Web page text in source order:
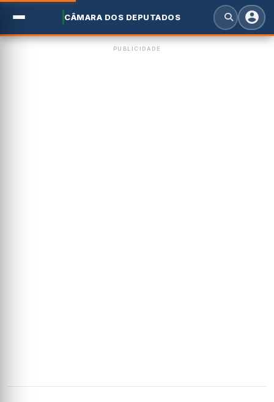
CÂMARA DOS DEPUTADOS
PUBLICIDADE